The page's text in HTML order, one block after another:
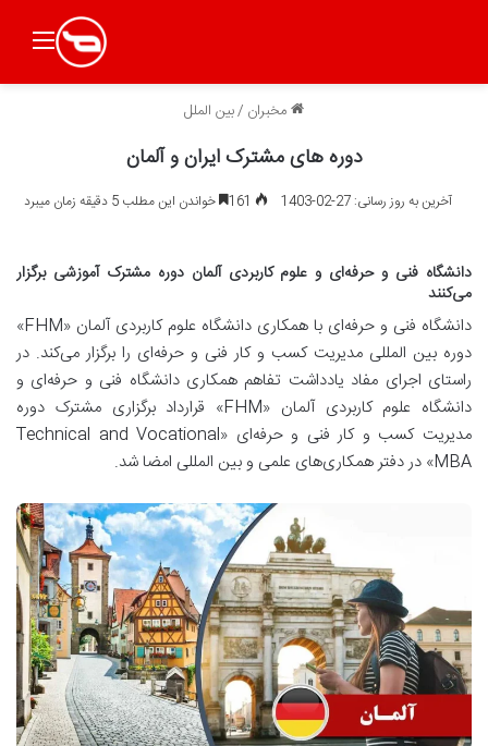
مخبران /بین الملل
دوره های مشترک ایران و آلمان
آخرین به روز رسانی: 27-02-1403 خواندن این مطلب 5 دقیقه زمان میبرد
دانشگاه فنی و حرفه‌ای و علوم کاربردی آلمان دوره مشترک آموزشی برگزار
می‌کنند
دانشگاه فنی و حرفه‌ای با همکاری دانشگاه علوم کاربردی آلمان «FHM»
دوره بین المللی مدیریت کسب و کار فنی و حرفه‌ای را برگزار می‌کند. در
راستای اجرای مفاد یادداشت تفاهم همکاری دانشگاه فنی و حرفه‌ای و
دانشگاه علوم کاربردی آلمان «FHM» قرارداد برگزاری مشترک دوره
مدیریت کسب و کار فنی و حرفه‌ای «Technical and Vocational
MBA» در دفتر همکاری‌های علمی و بین المللی امضا شد.